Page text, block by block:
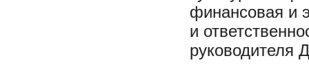
финансовая и
и
руководителя